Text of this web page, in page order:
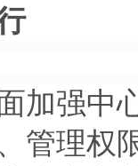
强中
管理权